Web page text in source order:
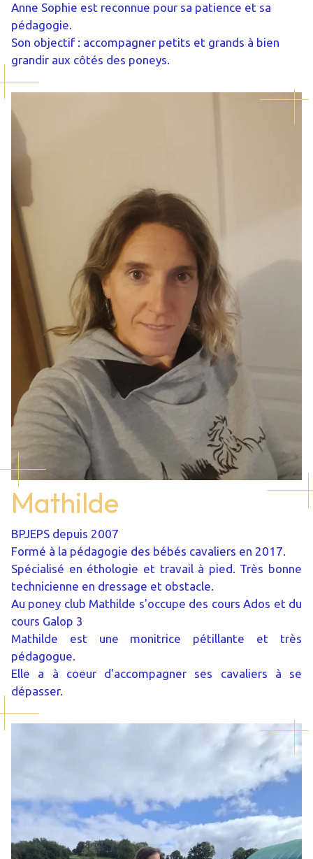
Anne Sophie est reconnue pour sa patience et sa
pédagogie.
Son objectif : accompagner petits et grands à bien
grandir aux côtés des poneys.
Mathilde
BPJEPS depuis 2007
Formé à la pédagogie des bébés cavaliers en 2017.
Spécialisé en éthologie et travail à pied. Très bonne
technicienne en dressage et obstacle.
Au poney club Mathilde s'occupe des cours Ados et du
cours Galop 3
Mathilde est une monitrice pétillante et très
pédagogue.
Elle a à coeur d'accompagner ses cavaliers à se
dépasser.